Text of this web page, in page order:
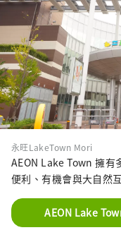
永旺LakeTown Mori
AEON Lake Town 擁有
便利、有機會與大自然
AEON Lake